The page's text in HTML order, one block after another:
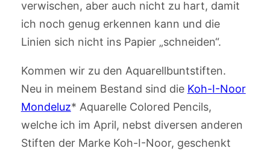
verwischen, aber auch nicht zu hart, damit
ich noch genug erkennen kann und die
Linien sich nicht ins Papier „schneiden“.
Kommen wir zu den Aquarellbuntstiften.
Neu in meinem Bestand sind die Koh-I-Noor
Mondeluz* Aquarelle Colored Pencils,
welche ich im April, nebst diversen anderen
Stiften der Marke Koh-I-Noor, geschenkt